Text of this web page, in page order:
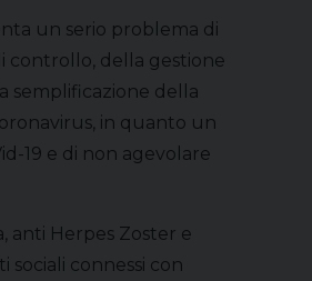
un serio problema di
controllo, della gestione
semplificazione della
in quanto un
19 e di non agevolare
anti Herpes Zoster e
connessi con